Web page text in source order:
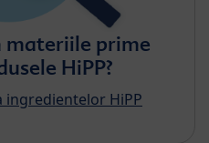
materiile prime
HiPP?
ingredientelor HiPP